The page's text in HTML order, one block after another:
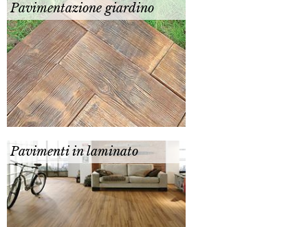
Pavimentazione giardino
Pavimenti in laminato